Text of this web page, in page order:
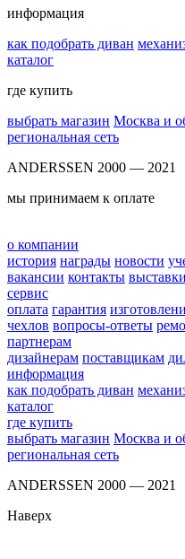
информация
как подобрать диван
каталог
где купить
выбрать магазин Москва и
региональная сеть
ANDERSSEN 2000 — 2021
мы принимаем к оплате
о компании
история награды новости
вакансии контакты выставки
сервис
оплата гарантия
чехлов вопросы-ответы
партнерам
дизайнерам поставщикам
информация
как подобрать диван
каталог
где купить
выбрать магазин Москва и
региональная сеть
ANDERSSEN 2000 — 2021
Наверх